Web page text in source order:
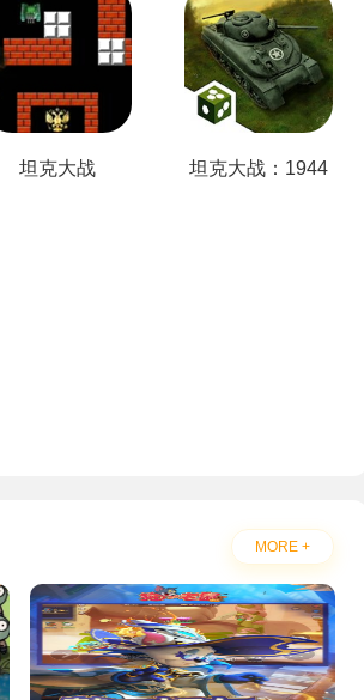
坦克大战 坦克大战：1944
MORE +